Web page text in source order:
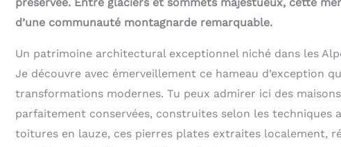
préservée. Entre glaciers et sommets majestueux, cette
d’une communauté montagnarde remarquable.
Un patrimoine architectural exceptionnel niché dans les
Je découvre avec émerveillement ce hameau d’exception
transformations modernes. Tu peux admirer ici des
parfaitement conservées, construites selon les techniques
toitures en lauze, ces pierres plates extraites localement,